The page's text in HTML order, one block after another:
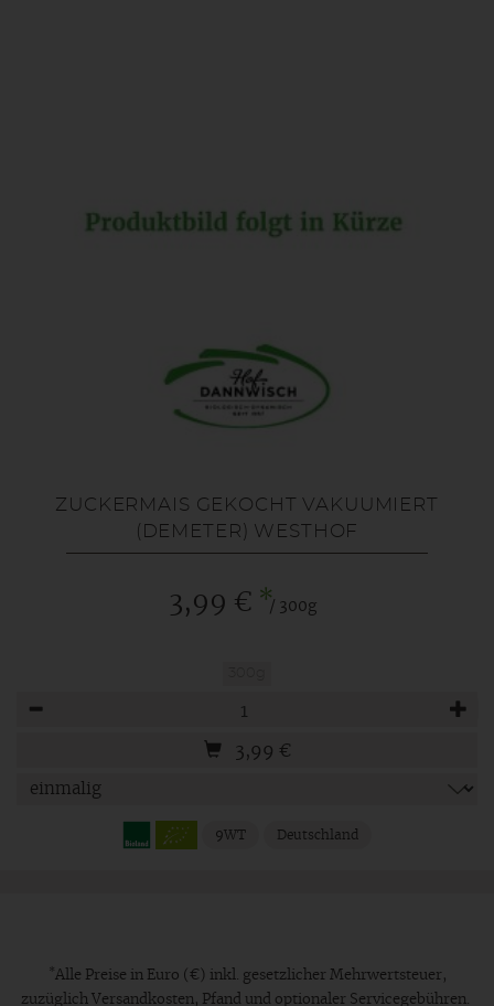
ZUCKERMAIS GEKOCHT VAKUUMIERT
(DEMETER) WESTHOF
3,99 € */ 300g
3,99 €
9WT Deutschland
*Alle Preise in Euro (€) inkl. gesetzlicher Mehrwertsteuer,
zuzüglich Versandkosten, Pfand und optionaler Servicegebühren.